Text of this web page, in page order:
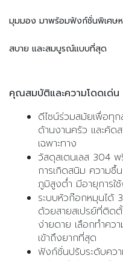
มุมมอง มาพร้อมฟังก์ชั่นพิเศษห
สบาย และสมบูรณ์แบบที่สุด
คุณสมบัติและความโดดเด่น
ดีไซน์ร่วมสมัยเพื่อทุ
ด้านงานครัว และคัด
เฉพาะทาง
วัสดุสเตนเลส 304
การเกิดสนิม ความ
ภูมิสูงต่ำ มีอายุการใ
ระบบหัวก๊อกหมุนได้
ด้วยสายสเปรย์ที่ติด
ง่ายดาย เลือกทำคว
เข้าถึงยากที่สุด
ฟังก์ชั่นปรับระดับคว